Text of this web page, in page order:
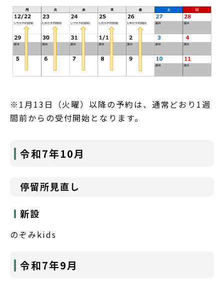
※1月13日（火曜）以降の予約は、通常どおり1週
間前からの受付開始となります。
令和7年10月
停留所見直し
新設
のぞみkids
令和7年9月